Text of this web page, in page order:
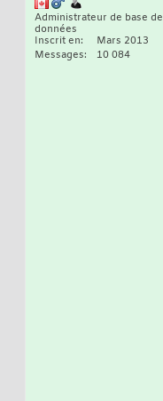
Administrateur de base de
données
Inscrit en
Mars 2013
Messages
10 084